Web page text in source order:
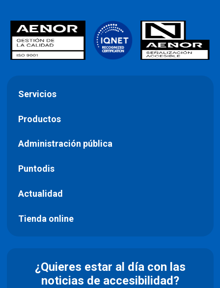
Servicios
Productos
Administración pública
Puntodis
Actualidad
Tienda online
¿Quieres estar al día con las
noticias de accesibilidad?